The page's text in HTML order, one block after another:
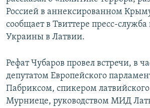
ПРОПАВШИЕ БЕЗ ВЕСТИ
ПОБЕДИТЕЛЕЙ НЕ СУДЯТ?
УКРАИНСКАЯ ПРОБЛЕМА КРЫМА
Qırımtatar
ПРИСОЕДИНЯЙТЕСЬ!
Все сайты RFE/RL
Россией в аннексированном
сообщает в Твиттере пресс-служба
Украины в Латвии.
Рефат Чубаров провел встречи, в
депутатом Европейского
Пабриксом, спикером
Мурниеце, руководством МИД